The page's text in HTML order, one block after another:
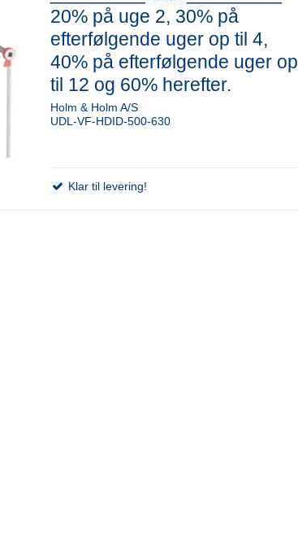
20% på uge 2, 30% på
efterfølgende uger op til 4,
40% på efterfølgende uger op
til 12 og 60% herefter.
Holm & Holm A/S
UDL-VF-HDID-500-630
Klar til levering!